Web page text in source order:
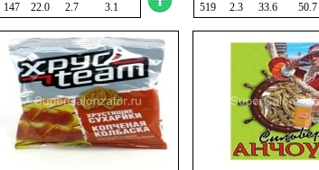
147
22.0 2.7 3.1
519
2.3 33.6 50.7